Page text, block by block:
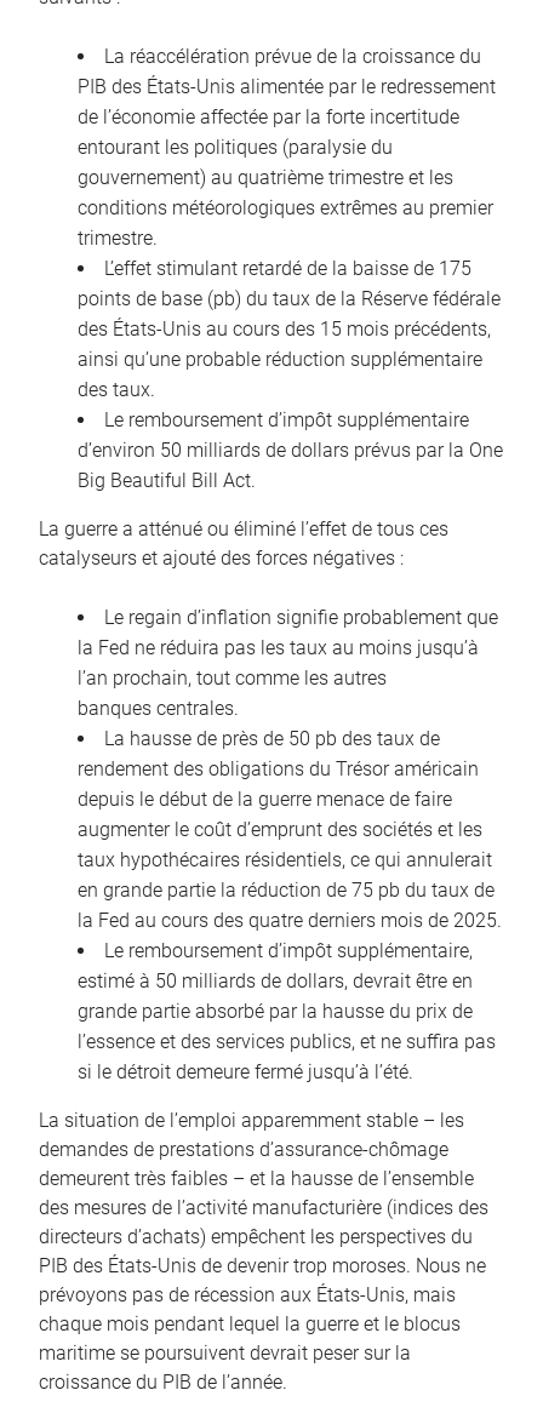
La réaccélération prévue de la croissance du
PIB des États-Unis alimentée par le redressement
de l’économie affectée par la forte incertitude
entourant les politiques (paralysie du
gouvernement) au quatrième trimestre et les
conditions météorologiques extrêmes au premier
trimestre.
L’effet stimulant retardé de la baisse de 175
points de base (pb) du taux de la Réserve fédérale
des États-Unis au cours des 15 mois précédents,
ainsi qu’une probable réduction supplémentaire
des taux.
Le remboursement d’impôt supplémentaire
d’environ 50 milliards de dollars prévus par la One
Big Beautiful Bill Act.
La guerre a atténué ou éliminé l’effet de tous ces
catalyseurs et ajouté des forces négatives :
Le regain d’inflation signifie probablement que
la Fed ne réduira pas les taux au moins jusqu’à
l’an prochain, tout comme les autres
banques centrales.
La hausse de près de 50 pb des taux de
rendement des obligations du Trésor américain
depuis le début de la guerre menace de faire
augmenter le coût d’emprunt des sociétés et les
taux hypothécaires résidentiels, ce qui annulerait
en grande partie la réduction de 75 pb du taux de
la Fed au cours des quatre derniers mois de 2025.
Le remboursement d’impôt supplémentaire,
estimé à 50 milliards de dollars, devrait être en
grande partie absorbé par la hausse du prix de
l’essence et des services publics, et ne suffira pas
si le détroit demeure fermé jusqu’à l’été.
La situation de l’emploi apparemment stable – les
demandes de prestations d’assurance-chômage
demeurent très faibles – et la hausse de l’ensemble
des mesures de l’activité manufacturière (indices des
directeurs d’achats) empêchent les perspectives du
PIB des États-Unis de devenir trop moroses. Nous ne
prévoyons pas de récession aux États-Unis, mais
chaque mois pendant lequel la guerre et le blocus
maritime se poursuivent devrait peser sur la
croissance du PIB de l’année.